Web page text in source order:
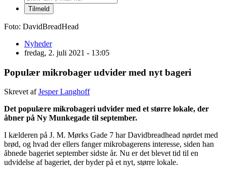
Foto: DavidBreadHead
Nyheder
fredag, 2. juli 2021 - 13:05
Populær mikrobager udvider med nyt bageri
Skrevet afJesper Langhoff
Det populære mikrobageri udvider med et større lokale, der
åbner på Ny Munkegade til september.
I kælderen på J. M. Mørks Gade 7 har Davidbreadhead nørdet med
brød, og hvad der ellers fanger mikrobagerens interesse, siden han
åbnede bageriet september sidste år. Nu er det blevet tid til en
udvidelse af bageriet, der byder på et nyt, større lokale.